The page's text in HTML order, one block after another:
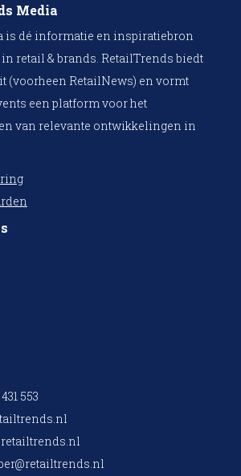
Media
is dé informatie en inspiratiebron
retail & brands. RetailTrends biedt
(voorheen RetailNews) en vormt
een platform voor het
van relevante ontwikkelingen in
553